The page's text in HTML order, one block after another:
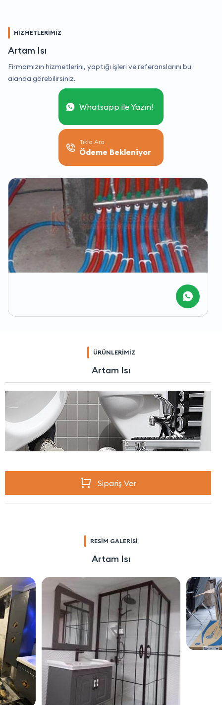
HİZMETLERİMİZ
Artam Isı
Firmamızın hizmetlerini, yaptığı işleri ve referanslarını bu
alanda görebilirsiniz.
Whatsapp ile Yazın!
Tıkla Ara
Ödeme Bekleniyor
ÜRÜNLERİMİZ
Artam Isı
Sipariş Ver
RESİM GALERİSİ
Artam Isı